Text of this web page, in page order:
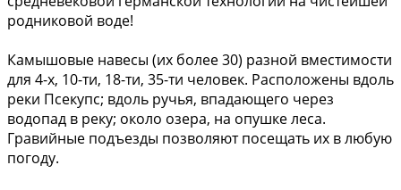
родниковой воде!
Камышовые навесы (их более 30) разной вместимости
для 4-х, 10-ти, 18-ти, 35-ти человек. Расположены вдоль
реки Псекупс; вдоль ручья, впадающего через
водопад в реку; около озера, на опушке леса.
Гравийные подъезды позволяют посещать их в любую
погоду.